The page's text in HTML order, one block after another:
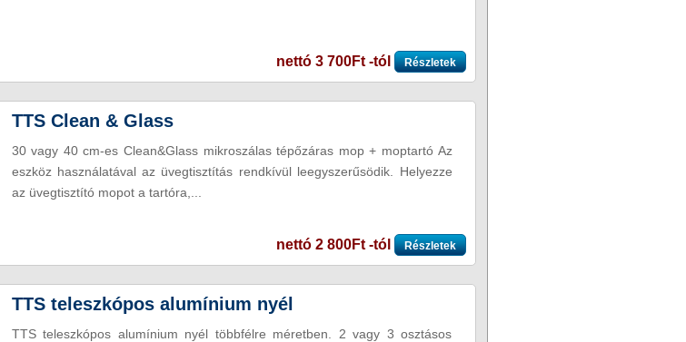
nettó 3 700Ft -tól Részletek
TTS Clean & Glass
30 vagy 40 cm-es Clean&Glass mikroszálas tépőzáras mop + moptartó Az
eszköz használatával az üvegtisztítás rendkívül leegyszerűsödik. Helyezze
az üvegtisztító mopot a tartóra,...
nettó 2 800Ft -tól Részletek
TTS teleszkópos alumínium nyél
TTS teleszkópos alumínium nyél többfélre méretben. 2 vagy 3 osztásos